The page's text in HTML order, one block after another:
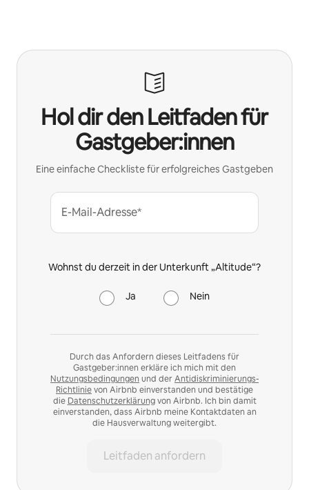
Hol dir den Leitfaden für
Gastgeber:innen
Eine einfache Checkliste für erfolgreiches Gastgeben
E-Mail-Adresse*
Wohnst du derzeit in der Unterkunft „Altitude“?
Ja Nein
Durch das Anfordern dieses Leitfadens für
Gastgeber:innen erkläre ich mich mit den
Nutzungsbedingungen und der Antidiskriminierungs-
Richtlinievon Airbnb einverstanden und bestätige
die Datenschutzerklärungvon Airbnb. Ich bin damit
einverstanden, dass Airbnb meine Kontaktdaten an
die Hausverwaltung weitergibt.
Leitfaden anfordern